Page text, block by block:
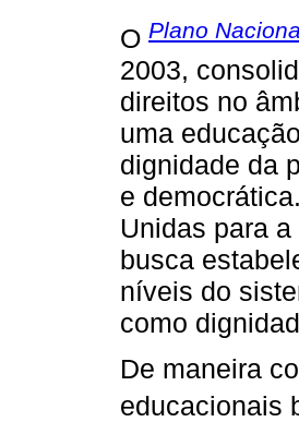
O Plano
2003,
direitos no
uma
dignidade da
e
Unidas para
busca
níveis do
como
De maneira
educacionais